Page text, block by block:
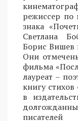
режиссер по
знака
Светлана
Борис Вишев
Они
фильма
лауреат –
книгу
в